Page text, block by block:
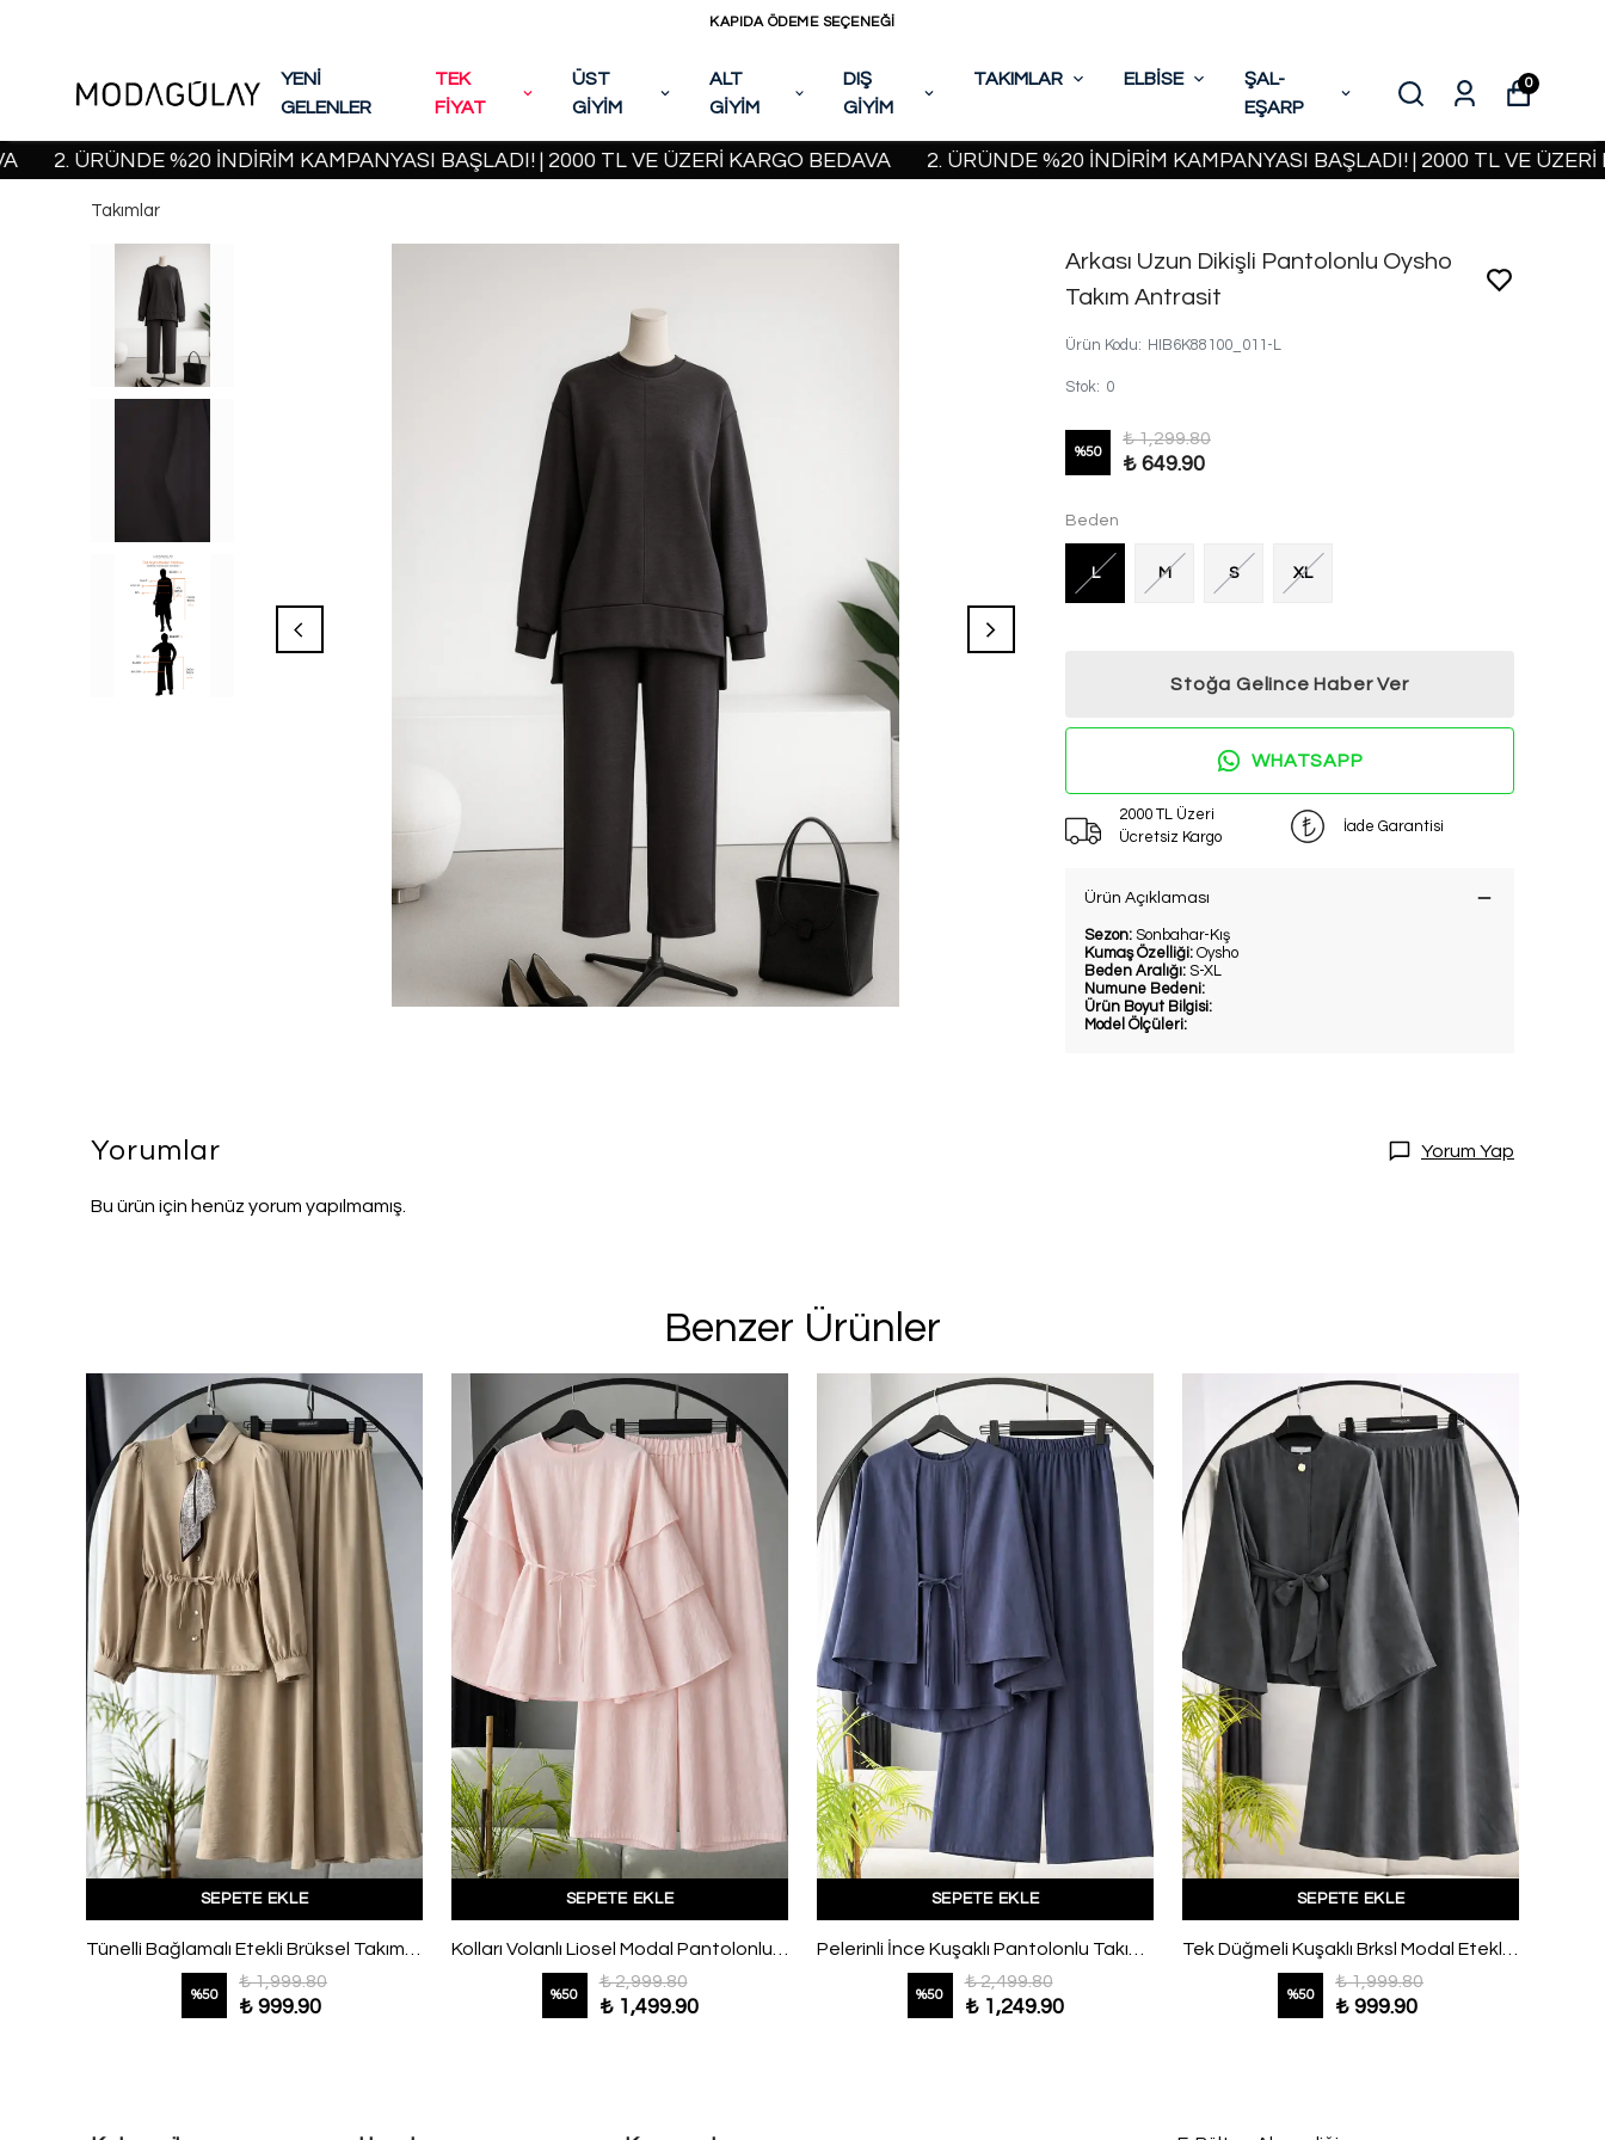
KAPIDA ÖDEME SEÇENEĞİ
YENİ
GELENLER
TEK
FİYAT
ÜST
GİYİM
ALT
GİYİM
DIŞ
GİYİM
TAKIMLAR ELBİSE
ŞAL-
EŞARP
0
ÜRÜNDE %20 İNDİRİM KAMPANYASI BAŞLADI! | 2000 TL VE ÜZERİ KARGO BEDAVA 2. ÜRÜNDE %20 İNDİRİM KAMPANYASI BAŞLADI! | 2000 TL VE ÜZERİ
Takımlar
Arkası Uzun Dikişli Pantolonlu Oysho
Takım Antrasit
Ürün Kodu: HIB6K88100_011-L
Stok: 0
%50
₺ 1,299.80
₺ 649.90
Beden
L M S XL
Stoğa Gelince Haber Ver
WHATSAPP
2000 TL Üzeri
Ücretsiz Kargo
İade Garantisi
Ürün Açıklaması
Sezon: Sonbahar-Kış
Kumaş Özelliği: Oysho
Beden Aralığı: S-XL
Numune Bedeni:
Ürün Boyut Bilgisi:
Model Ölçüleri:
Yorumlar Yorum Yap
Bu ürün için henüz yorum yapılmamış.
Benzer Ürünler
SEPETE EKLE
Tünelli Bağlamalı Etekli Brüksel Takım Bej
%50
₺ 1,999.80
₺ 999.90
SEPETE EKLE
Kolları Volanlı Liosel Modal Pantolonlu Takım Toz Pembe
%50
₺ 2,999.80
₺ 1,499.90
SEPETE EKLE
Pelerinli İnce Kuşaklı Pantolonlu Takım İndigo
%50
₺ 2,499.80
₺ 1,249.90
SEPETE EKLE
Tek Düğmeli Kuşaklı Brksl Modal Etekli Takım Füme
%50
₺ 1,999.80
₺ 999.90